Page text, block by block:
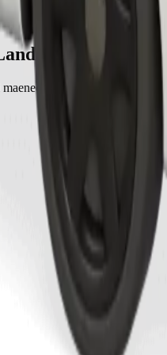
mengine katika Ventspils.